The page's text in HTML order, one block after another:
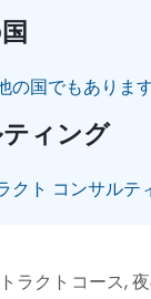
の国でもありま
ィング
クト コンサルテ
ラクトコース,